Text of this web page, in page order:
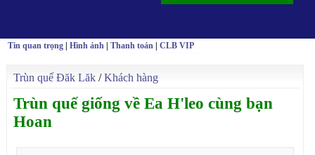
Tin quan trọng |Hình ảnh |Thanh toán |CLB VIP
Trùn quế Đăk Lăk /Khách hàng
Trùn quế giống về Ea H'leo cùng bạn
Hoan